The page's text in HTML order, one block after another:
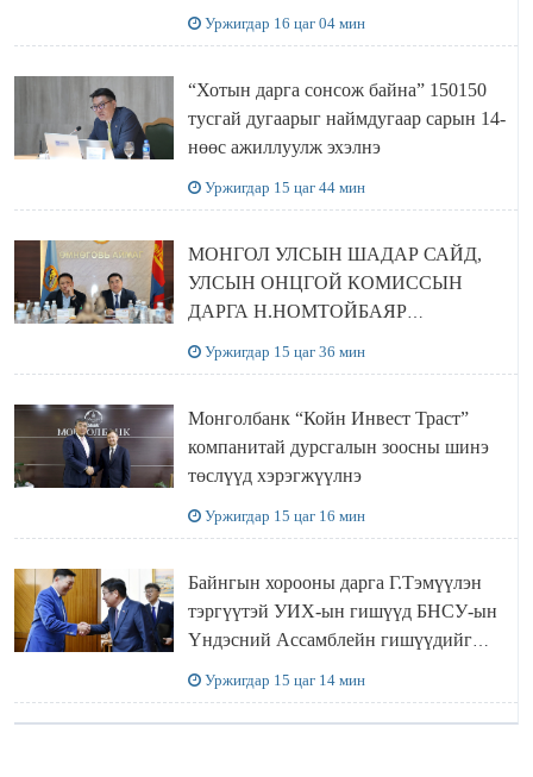
Уржигдар 16 цаг 04 мин
“Хотын дарга сонсож байна” 150150
тусгай дугаарыг наймдугаар сарын 14-
нөөс ажиллуулж эхэлнэ
Уржигдар 15 цаг 44 мин
МОНГОЛ УЛСЫН ШАДАР САЙД,
УЛСЫН ОНЦГОЙ КОМИССЫН
ДАРГА Н.НОМТОЙБАЯР
ӨМНӨГОВЬ АЙМАГТ
АЖИЛЛАЛАА
Уржигдар 15 цаг 36 мин
Монголбанк “Койн Инвест Траст”
компанитай дурсгалын зоосны шинэ
төслүүд хэрэгжүүлнэ
Уржигдар 15 цаг 16 мин
Байнгын хорооны дарга Г.Тэмүүлэн
тэргүүтэй УИХ-ын гишүүд БНСУ-ын
Үндэсний Ассамблейн гишүүдийг
хүлээн авч уулзав
Уржигдар 15 цаг 14 мин